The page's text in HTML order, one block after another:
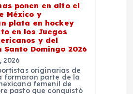
ponen en alto el
México y
plata en hockey
en los Juegos
y del
Santo Domingo 2026
2026
originarias de
formaron parte de la
femenil de
pasto que conquistó